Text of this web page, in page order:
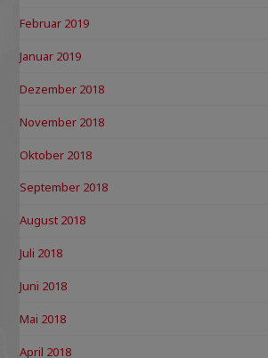
Februar 2019
Januar 2019
Dezember 2018
November 2018
Oktober 2018
September 2018
August 2018
Juli 2018
Juni 2018
Mai 2018
April 2018